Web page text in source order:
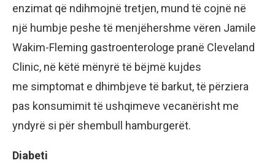
enzimat qё ndihmojnё tretjen, mund tё cojnё nё
njё humbje peshe tё menjёhershme vёren Jamile
Wakim-Fleming gastroenterologe pranё Cleveland
Clinic, nё kёtё mёnyrё tё bёjmё kujdes
me simptomat e dhimbjeve tё barkut, tё pёrziera
pas konsumimit tё ushqimeve vecanёrisht me
yndyrё si pёr shembull hamburgerёt.
Diabeti